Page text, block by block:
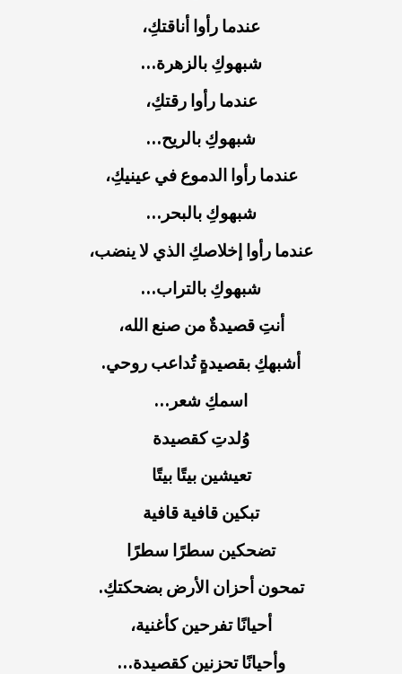
عندما رأوا أناقتكِ،
شبهوكِ بالزهرة…
عندما رأوا رقتكِ،
شبهوكِ بالريح…
عندما رأوا الدموع في عينيكِ،
شبهوكِ بالبحر…
عندما رأوا إخلاصكِ الذي لا ينضب،
شبهوكِ بالتراب…
أنتِ قصيدةٌ من صنع الله،
أشبهكِ بقصيدةٍ تُداعب روحي.
اسمكِ شعر…
وُلدتِ كقصيدة
تعيشين بيتًا بيتًا
تبكين قافية قافية
تضحكين سطرًا سطرًا
تمحون أحزان الأرض بضحكتكِ.
أحيانًا تفرحين كأغنية،
وأحيانًا تحزنين كقصيدة…